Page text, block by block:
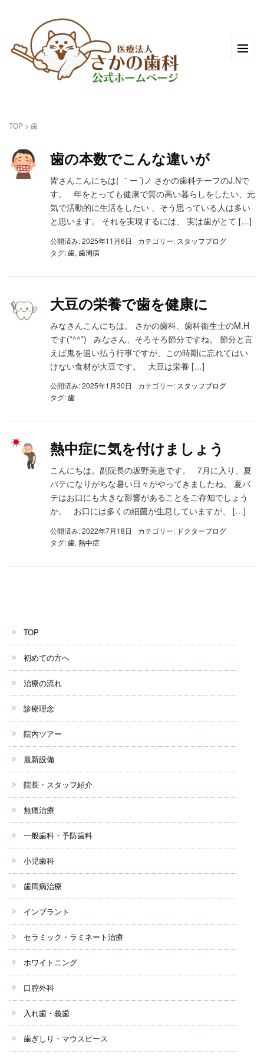
TOP > 歯
歯の本数でこんな違いが
皆さんこんにちは( ｀ー´)ノ さかの歯科チーフのJ.Nで
す。 年をとっても健康で質の高い暮らしをしたい、元
気で活動的に生活をしたい 、そう思っている人は多い
と思います。 それを実現するには、 実は歯がとて […]
公開済み: 2025年11月6日 カテゴリー: スタッフブログ
タグ:歯, 歯周病
大豆の栄養で歯を健康に
みなさんこんにちは。 さかの歯科、歯科衛生士のM.H
です(*^^*) みなさん、そろそろ節分ですね。 節分と言
えば鬼を追い払う行事ですが、この時期に忘れてはい
けない食材が大豆です。 大豆は栄養 […]
公開済み: 2025年1月30日 カテゴリー: スタッフブログ
タグ:歯
熱中症に気を付けましょう
こんにちは。副院長の坂野美恵です。 7月に入り、夏
バテになりがちな暑い日々がやってきましたね。 夏バ
テはお口にも大きな影響があることをご存知でしょう
か。 お口には多くの細菌が生息していますが、 […]
公開済み: 2022年7月18日 カテゴリー: ドクターブログ
タグ:歯, 熱中症
TOP
初めての方へ
治療の流れ
診療理念
院内ツアー
最新設備
院長・スタッフ紹介
無痛治療
一般歯科・予防歯科
小児歯科
歯周病治療
インプラント
セラミック・ラミネート治療
ホワイトニング
口腔外科
入れ歯・義歯
歯ぎしり・マウスピース